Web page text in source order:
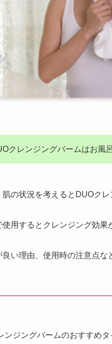
クレンジングバームはお風
の状況を考えるとDUOク
用するとクレンジング効果
い理由、使用時の注意点な
ンジングバームのおすすめタ